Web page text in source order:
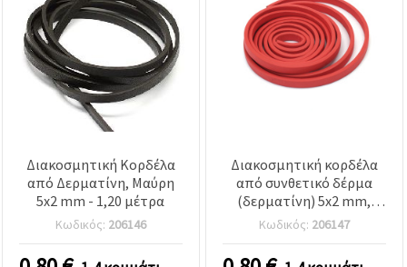
Διακοσμητική Κορδέλα
από Δερματίνη, Μαύρη
5x2 mm - 1,20 μέτρα
Κωδικός: 206146
Διακοσμητική κορδέλα
από συνθετικό δέρμα
(δερματίνη) 5x2 mm,
ανοιχτό σομόν - 1,20
μέτρα
Κωδικός: 206147